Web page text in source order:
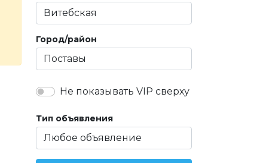
Город/район
Не показывать VIP сверху
Тип объявления